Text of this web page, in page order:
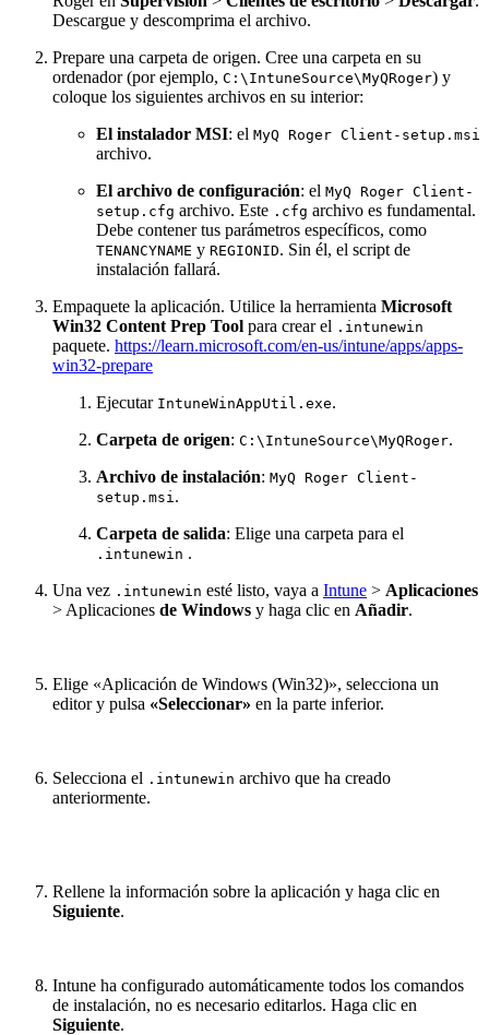
Descargue y descomprima el archivo.
Prepare una carpeta de origen. Cree una carpeta en su
ordenador (por ejemplo, C:\IntuneSource\MyQRoger) y
coloque los siguientes archivos en su interior:
El instalador MSI: el MyQ Roger Client-setup.msi
archivo.
El archivo de configuración: el MyQ Roger Client-
setup.cfg archivo. Este .cfg archivo es fundamental.
Debe contener tus parámetros específicos, como
TENANCYNAME y REGIONID. Sin él, el script de
instalación fallará.
Empaquete la aplicación. Utilice la herramienta Microsoft
Win32 Content Prep Tool para crear el .intunewin
paquete. https://learn.microsoft.com/en-us/intune/apps/apps-
win32-prepare
Ejecutar IntuneWinAppUtil.exe.
Carpeta de origen: C:\IntuneSource\MyQRoger.
Archivo de instalación: MyQ Roger Client-
setup.msi .
Carpeta de salida: Elige una carpeta para el
.intunewin .
Una vez .intunewin esté listo, vaya a Intune > Aplicaciones
> Aplicaciones de Windows y haga clic en Añadir.
Elige «Aplicación de Windows (Win32)», selecciona un
editor y pulsa «Seleccionar» en la parte inferior.
Selecciona el .intunewin archivo que ha creado
anteriormente.
Rellene la información sobre la aplicación y haga clic en
Siguiente.
Intune ha configurado automáticamente todos los comandos
de instalación, no es necesario editarlos. Haga clic en
Siguiente.